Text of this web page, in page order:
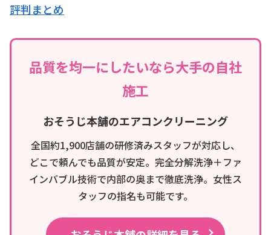
評判まとめ
品質を均一にしたいなら大手の自社
施工
おそうじ本舗のエアコンクリーニング
全国約1,900店舗の研修済みスタッフが対応し、
どこで頼んでも品質が安定。完全分解洗浄＋ファ
インバブル技術で内部の奥まで徹底洗浄。女性ス
タッフの指名も可能です。